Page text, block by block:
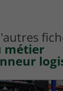
métier